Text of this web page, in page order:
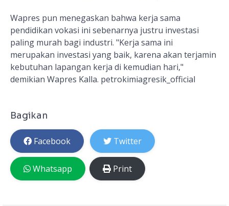
Wapres pun menegaskan bahwa kerja sama
pendidikan vokasi ini sebenarnya justru investasi
paling murah bagi industri. "Kerja sama ini
merupakan investasi yang baik, karena akan terjamin
kebutuhan lapangan kerja di kemudian hari,"
demikian Wapres Kalla. petrokimiagresik_official
Bagikan
Facebook Twitter
Whatsapp Print